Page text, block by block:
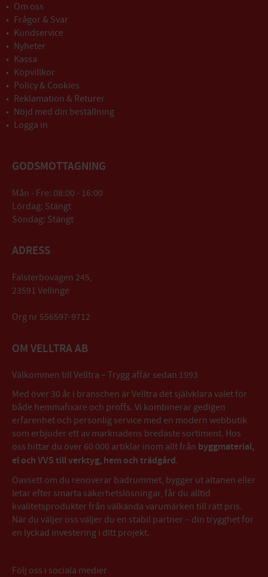
Om oss
Frågor & Svar
Kundservice
Nyheter
Kassa
Köpvillkor
Policy & Cookies
Reklamation & Returer
Nöjd med din beställning
Logga in
GODSMOTTAGNING
Mån - Fre: 08:00 - 16:00
Lördag: Stängt
Söndag: Stängt
ADRESS
Falsterbovägen 245,
23591 Vellinge
Org nr 556597-9712
OM VELLTRA AB
Välkommen till Velltra – Trygg affär sedan 1993
Med över 30 år i branschen är Velltra det självklara valet för
både hemmafixare och proffs. Vi kombinerar gedigen
erfarenhet och personlig service med en modern webbutik
som erbjuder ett av marknadens bredaste sortiment. Hos
oss hittar du över 60 000 artiklar inom allt från byggmaterial,
el och VVS till verktyg, hem och trädgård.
Oavsett om du renoverar badrummet, bygger ut altanen eller
letar efter smarta säkerhetslösningar, får du alltid
kvalitetsprodukter från välkända varumärken till rätt pris.
När du väljer oss väljer du en stabil partner – din trygghet för
en lyckad investering i ditt projekt.
Följ oss i sociala medier